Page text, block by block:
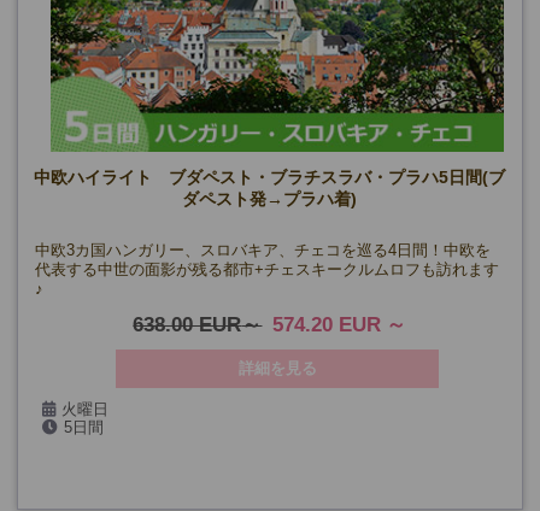
中欧ハイライト ブダペスト・ブラチスラバ・プラハ5日間(ブ
ダペスト発→プラハ着)
中欧3カ国ハンガリー、スロバキア、チェコを巡る4日間！中欧を
代表する中世の面影が残る都市+チェスキークルムロフも訪れます
♪
638.00 EUR 574.20 EUR
詳細を見る
火曜日
5日間